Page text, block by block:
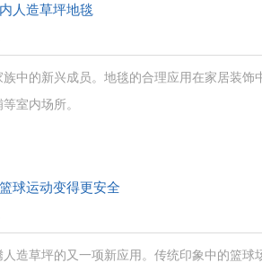
人造草坪地毯
族中的新兴成员。地毯的合理应用在家居装
室内场所。
球运动变得更安全
造草坪的又一项新应用。传统印象中的篮